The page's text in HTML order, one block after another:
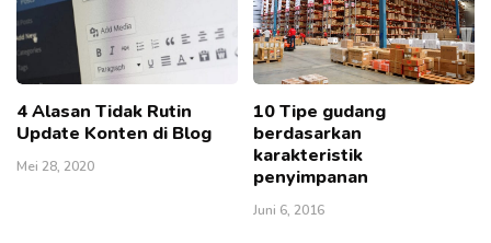
4 Alasan Tidak Rutin
Update Konten di Blog
Mei 28, 2020
10 Tipe gudang
berdasarkan
karakteristik
penyimpanan
Juni 6, 2016